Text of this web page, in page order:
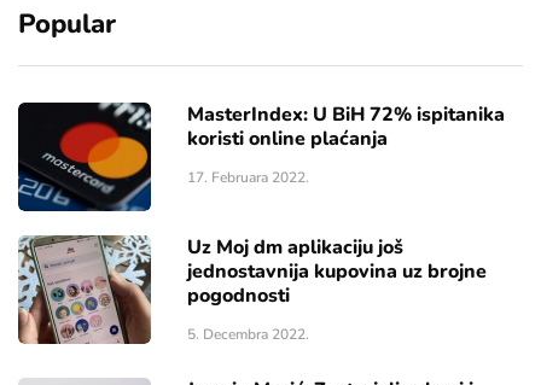
Popular
MasterIndex: U BiH 72% ispitanika
koristi online plaćanja
17. Februara 2022.
Uz Moj dm aplikaciju još
jednostavnija kupovina uz brojne
pogodnosti
5. Decembra 2022.